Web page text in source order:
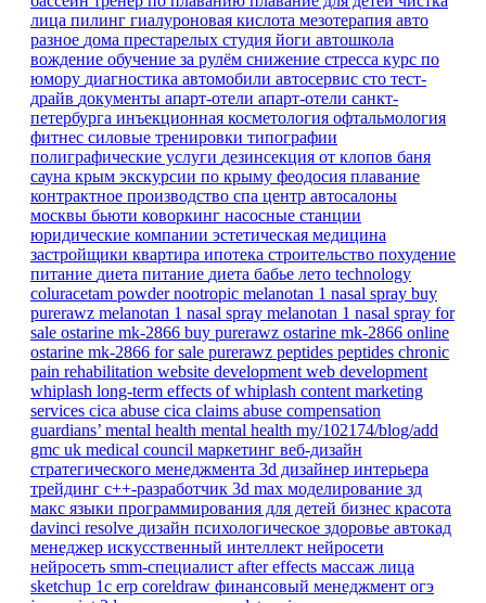
лица пилинг гиалуроновая кислота мезотерапия авто
разное дома престарелых студия йоги автошкола
вождение обучение за рулём снижение стресса курс по
юмору диагностика автомобили автосервис сто тест-
драйв документы апарт-отели апарт-отели санкт-
петербурга инъекционная косметология офтальмология
фитнес силовые тренировки типографии
полиграфические услуги дезинсекция от клопов баня
сауна крым экскурсии по крыму феодосия плавание
контрактное производство спа центр автосалоны
москвы бьюти коворкинг насосные станции
юридические компании эстетическая медицина
застройщики квартира ипотека строительство похудение
питание диета питание диета бабье лето technology
coluracetam powdernootropic melanotan 1 nasal spray buy
purerawz melanotan 1 nasal spray melanotan 1 nasal spray for
sale ostarine mk-2866 buy purerawz ostarine mk-2866 online
ostarine mk-2866 for sale purerawz peptides peptides chronic
pain rehabilitation website development web development
whiplash long-term effects of whiplash content marketing
services cica abuse cica claims abuse compensation
guardians’ mental health mental health my/102174/blog/add
gmc uk medical council маркетинг веб-дизайн
стратегического менеджмента 3d дизайнер интерьера
трейдинг c++-разработчик 3d max моделирование зд
макс языки программирования для детей бизнес красота
davinci resolve дизайн психологическое здоровье автокад
менеджер искусственный интеллект нейросети
нейросеть smm-специалист after effects массаж лица
sketchup 1с erp coreldraw финансовый менеджмент огэ